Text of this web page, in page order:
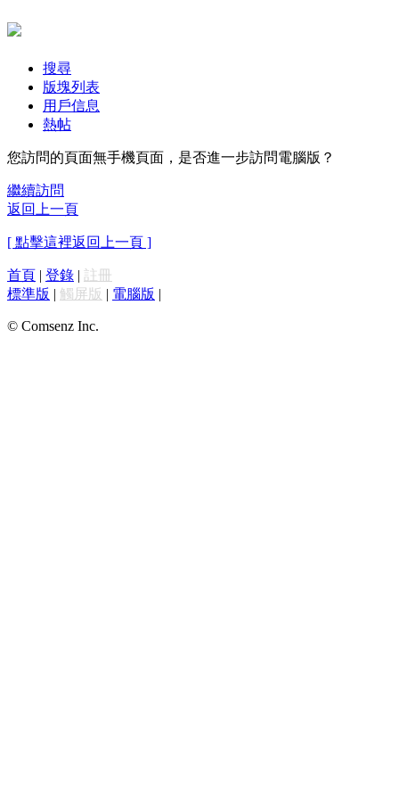
搜尋
版塊列表
用戶信息
熱帖
您訪問的頁面無手機頁面，是否進一步訪問電腦版？
繼續訪問
返回上一頁
[ 點擊這裡返回上一頁 ]
首頁 | 登錄 | 註冊
標準版 | 觸屏版 | 電腦版 |
© Comsenz Inc.